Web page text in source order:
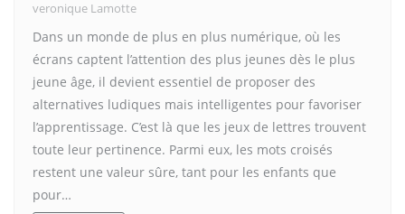
veronique Lamotte
Dans un monde de plus en plus numérique, où les
écrans captent l’attention des plus jeunes dès le plus
jeune âge, il devient essentiel de proposer des
alternatives ludiques mais intelligentes pour favoriser
l’apprentissage. C’est là que les jeux de lettres trouvent
toute leur pertinence. Parmi eux, les mots croisés
restent une valeur sûre, tant pour les enfants que
pour…